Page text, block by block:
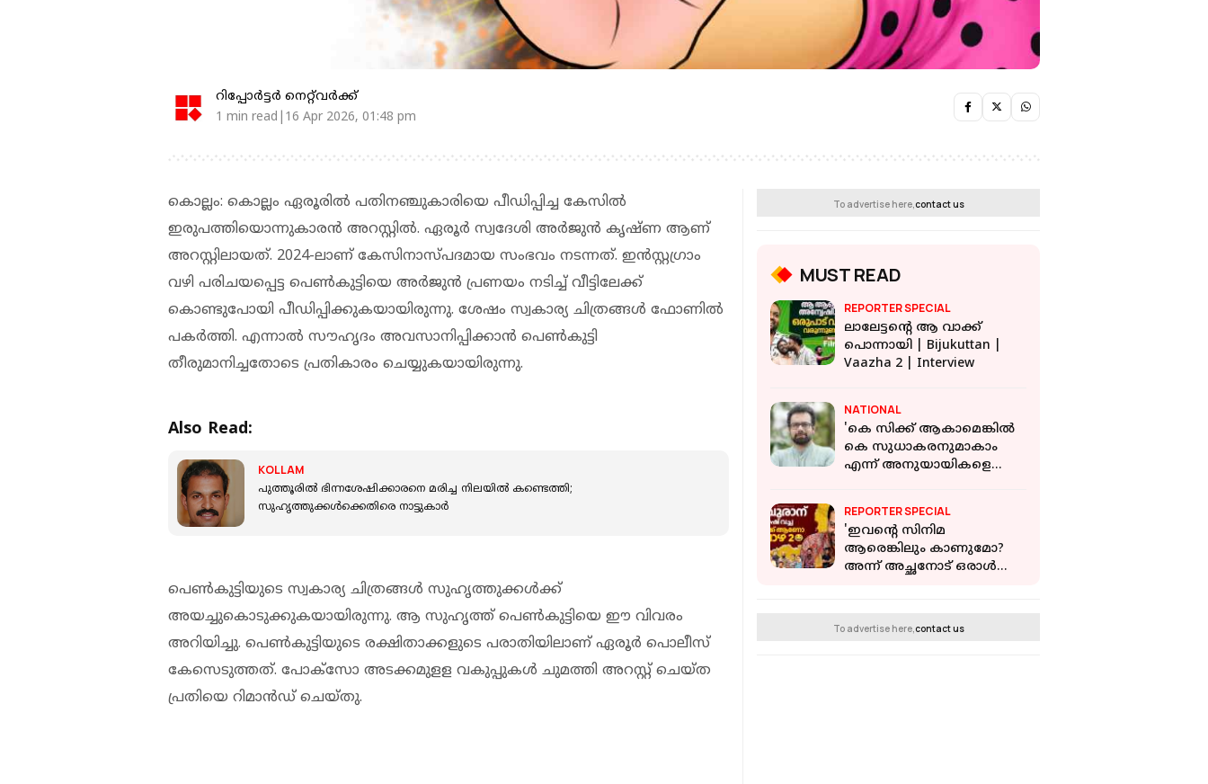
റിപ്പോർട്ടർ നെറ്റ്‌വര്‍ക്ക്‌
1 min read|16 Apr 2026, 01:48 pm
കൊല്ലം: കൊല്ലം ഏരൂരില്‍ പതിനഞ്ചുകാരിയെ പീഡിപ്പിച്ച കേസിൽ
ഇരുപത്തിയൊന്നുകാരന്‍ അറസ്റ്റില്‍. ഏരൂര്‍ സ്വദേശി അര്‍ജുന്‍ കൃഷ്ണ ആണ്
അറസ്റ്റിലായത്. 2024-ലാണ് കേസിനാസ്പദമായ സംഭവം നടന്നത്. ഇന്‍സ്റ്റഗ്രാം
വഴി പരിചയപ്പെട്ട പെണ്‍കുട്ടിയെ അര്‍ജുന്‍ പ്രണയം നടിച്ച് വീട്ടിലേക്ക്
കൊണ്ടുപോയി പീഡിപ്പിക്കുകയായിരുന്നു. ശേഷം സ്വകാര്യ ചിത്രങ്ങള്‍ ഫോണില്‍
പകര്‍ത്തി. എന്നാല്‍ സൗഹൃദം അവസാനിപ്പിക്കാന്‍ പെണ്‍കുട്ടി
തീരുമാനിച്ചതോടെ പ്രതികാരം ചെയ്യുകയായിരുന്നു.
Also Read:
KOLLAM
പുത്തൂരില്‍ ഭിന്നശേഷിക്കാരനെ മരിച്ച നിലയില്‍ കണ്ടെത്തി;
സുഹൃത്തുക്കള്‍ക്കെതിരെ നാട്ടുകാര്‍
പെണ്‍കുട്ടിയുടെ സ്വകാര്യ ചിത്രങ്ങള്‍ സുഹൃത്തുക്കള്‍ക്ക്
അയച്ചുകൊടുക്കുകയായിരുന്നു. ആ സുഹൃത്ത് പെണ്‍കുട്ടിയെ ഈ വിവരം
അറിയിച്ചു. പെണ്‍കുട്ടിയുടെ രക്ഷിതാക്കളുടെ പരാതിയിലാണ് ഏരൂര്‍ പൊലീസ്
കേസെടുത്തത്. പോക്‌സോ അടക്കമുളള വകുപ്പുകള്‍ ചുമത്തി അറസ്റ്റ് ചെയ്ത
പ്രതിയെ റിമാന്‍ഡ് ചെയ്തു.
To advertise here, contact us
MUST READ
REPORTER SPECIAL
ലാലേട്ടന്റെ ആ വാക്ക്
പൊന്നായി | Bijukuttan |
Vaazha 2 | Interview
NATIONAL
'കെ സിക്ക് ആകാമെങ്കിൽ
കെ സുധാകരനുമാകാം
എന്ന് അനുയായികളെ
REPORTER SPECIAL
'ഇവന്റെ സിനിമ
ആരെങ്കിലും കാണുമോ?
അന്ന് അച്ഛനോട് ഒരാൾ
To advertise here, contact us